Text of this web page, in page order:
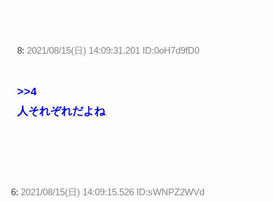
8: 2021/08/15(日) 14:09:31.201 ID:0oH7d9fD0
>>4
人それぞれだよね
6: 2021/08/15(日) 14:09:15.526 ID:sWNPZ2WVd